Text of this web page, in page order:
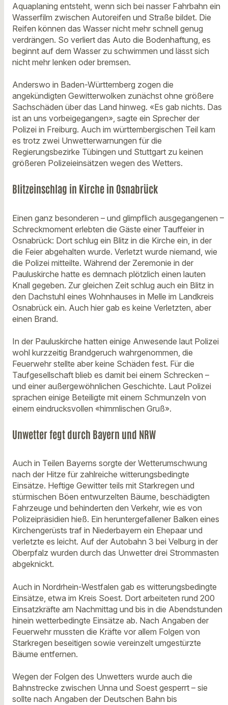
Aquaplaning entsteht, wenn sich bei nasser Fahrbahn ein
Wasserfilm zwischen Autoreifen und Straße bildet. Die
Reifen können das Wasser nicht mehr schnell genug
verdrängen. So verliert das Auto die Bodenhaftung, es
beginnt auf dem Wasser zu schwimmen und lässt sich
nicht mehr lenken oder bremsen.
Anderswo in Baden-Württemberg zogen die
angekündigten Gewitterwolken zunächst ohne größere
Sachschäden über das Land hinweg. «Es gab nichts. Das
ist an uns vorbeigegangen», sagte ein Sprecher der
Polizei in Freiburg. Auch im württembergischen Teil kam
es trotz zwei Unwetterwarnungen für die
Regierungsbezirke Tübingen und Stuttgart zu keinen
größeren Polizeieinsätzen wegen des Wetters.
Blitzeinschlag in Kirche in Osnabrück
Einen ganz besonderen – und glimpflich ausgegangenen –
Schreckmoment erlebten die Gäste einer Tauffeier in
Osnabrück: Dort schlug ein Blitz in die Kirche ein, in der
die Feier abgehalten wurde. Verletzt wurde niemand, wie
die Polizei mitteilte. Während der Zeremonie in der
Pauluskirche hatte es demnach plötzlich einen lauten
Knall gegeben. Zur gleichen Zeit schlug auch ein Blitz in
den Dachstuhl eines Wohnhauses in Melle im Landkreis
Osnabrück ein. Auch hier gab es keine Verletzten, aber
einen Brand.
In der Pauluskirche hatten einige Anwesende laut Polizei
wohl kurzzeitig Brandgeruch wahrgenommen, die
Feuerwehr stellte aber keine Schäden fest. Für die
Taufgesellschaft blieb es damit bei einem Schrecken –
und einer außergewöhnlichen Geschichte. Laut Polizei
sprachen einige Beteiligte mit einem Schmunzeln von
einem eindrucksvollen «himmlischen Gruß».
Unwetter fegt durch Bayern und NRW
Auch in Teilen Bayerns sorgte der Wetterumschwung
nach der Hitze für zahlreiche witterungsbedingte
Einsätze. Heftige Gewitter teils mit Starkregen und
stürmischen Böen entwurzelten Bäume, beschädigten
Fahrzeuge und behinderten den Verkehr, wie es von
Polizeipräsidien hieß. Ein heruntergefallener Balken eines
Kirchengerüsts traf in Niederbayern ein Ehepaar und
verletzte es leicht. Auf der Autobahn 3 bei Velburg in der
Oberpfalz wurden durch das Unwetter drei Strommasten
abgeknickt.
Auch in Nordrhein-Westfalen gab es witterungsbedingte
Einsätze, etwa im Kreis Soest. Dort arbeiteten rund 200
Einsatzkräfte am Nachmittag und bis in die Abendstunden
hinein wetterbedingte Einsätze ab. Nach Angaben der
Feuerwehr mussten die Kräfte vor allem Folgen von
Starkregen beseitigen sowie vereinzelt umgestürzte
Bäume entfernen.
Wegen der Folgen des Unwetters wurde auch die
Bahnstrecke zwischen Unna und Soest gesperrt – sie
sollte nach Angaben der Deutschen Bahn bis